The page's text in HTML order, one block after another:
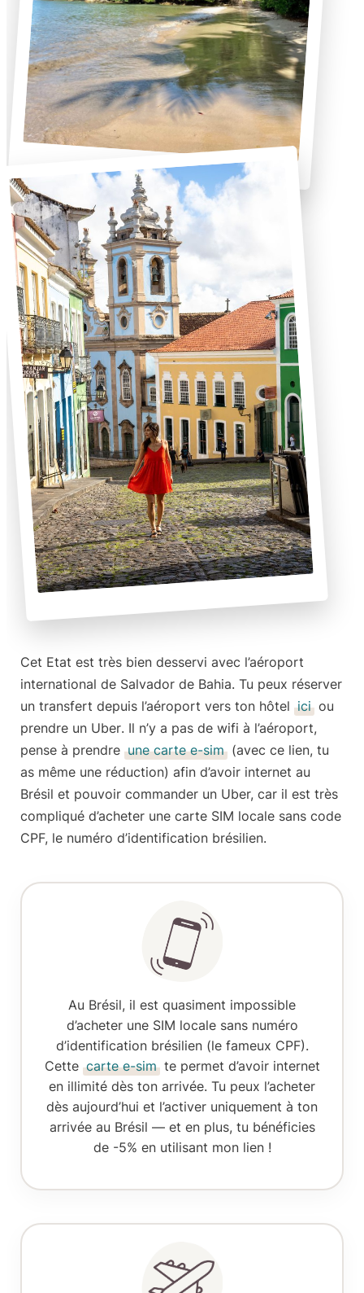
Cet Etat est très bien desservi avec l’aéroport
international de Salvador de Bahia. Tu peux réserver
un transfert depuis l’aéroport vers ton hôtel ici ou
prendre un Uber. Il n’y a pas de wifi à l’aéroport,
pense à prendre une carte e-sim (avec ce lien, tu
as même une réduction) afin d’avoir internet au
Brésil et pouvoir commander un Uber, car il est très
compliqué d’acheter une carte SIM locale sans code
CPF, le numéro d’identification brésilien.
Au Brésil, il est quasiment impossible
d’acheter une SIM locale sans numéro
d’identification brésilien (le fameux CPF).
Cette carte e-sim te permet d’avoir internet
en illimité dès ton arrivée. Tu peux l’acheter
dès aujourd’hui et l’activer uniquement à ton
arrivée au Brésil — et en plus, tu bénéficies
de -5% en utilisant mon lien !